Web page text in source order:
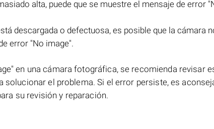
alta, puede que se muestre el mensaje de error
descargada o defectuosa, es posible que la cámara
error "No image".
en una cámara fotográfica, se recomienda revisar
el problema. Si el error persiste, es
su revisión y reparación.